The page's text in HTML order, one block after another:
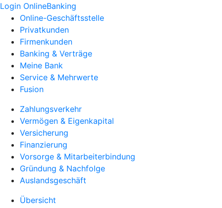
Login OnlineBanking
Online-Geschäftsstelle
Privatkunden
Firmenkunden
Banking & Verträge
Meine Bank
Service & Mehrwerte
Fusion
Zahlungsverkehr
Vermögen & Eigenkapital
Versicherung
Finanzierung
Vorsorge & Mitarbeiterbindung
Gründung & Nachfolge
Auslandsgeschäft
Übersicht